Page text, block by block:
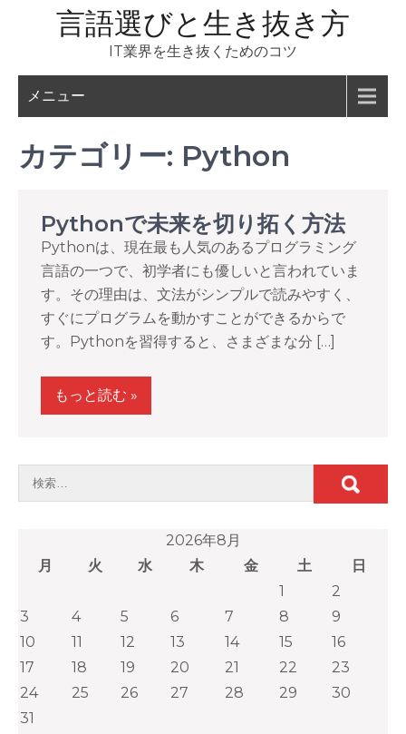
言語選びと生き抜き方
IT業界を生き抜くためのコツ
メニュー
カテゴリー: Python
Pythonで未来を切り拓く方法
Pythonは、現在最も人気のあるプログラミング
言語の一つで、初学者にも優しいと言われていま
す。その理由は、文法がシンプルで読みやすく、
すぐにプログラムを動かすことができるからで
す。Pythonを習得すると、さまざまな分 […]
もっと読む »
2026年8月
月
火 水 木 金 土
日
1
2
3
4 5 6 7 8
9
10
11 12 13 14 15
16
17
18 19 20 21 22
23
24
25 26 27 28 29
30
31